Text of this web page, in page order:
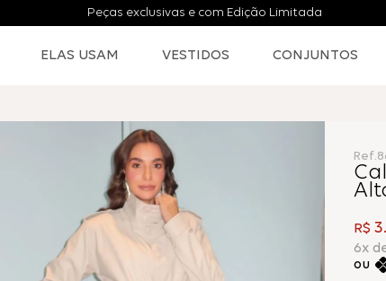
Pague no PIX e GANHE mais 5% de desconto
ELAS USAM VESTIDOS CONJUNTOS
Ref.
R$ 3.
6x